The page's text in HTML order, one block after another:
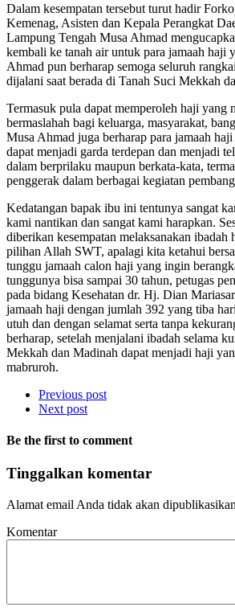
Dalam kesempatan tersebut turut hadir
Kemenag, Asisten dan Kepala Perangkat
Lampung Tengah Musa Ahmad
kembali ke tanah air untuk para jamaah haji
Ahmad pun berharap semoga seluruh
dijalani saat berada di Tanah Suci Mekkah
Termasuk pula dapat memperoleh haji yang
bermaslahah bagi keluarga, masyarakat,
Musa Ahmad juga berharap para jamaah
dapat menjadi garda terdepan dan menjadi
dalam berprilaku maupun berkata-kata,
penggerak dalam berbagai kegiatan
Kedatangan bapak ibu ini tentunya sangat
kami nantikan dan sangat kami harapkan.
diberikan kesempatan melaksanakan ibadah
pilihan Allah SWT, apalagi kita ketahui
tunggu jamaah calon haji yang ingin
tunggunya bisa sampai 30 tahun, petugas
pada bidang Kesehatan dr. Hj. Dian
jamaah haji dengan jumlah 392 yang tiba
utuh dan dengan selamat serta tanpa
berharap, setelah menjalani ibadah selama
Mekkah dan Madinah dapat menjadi haji
mabruroh.
Previous post
Next post
Be the first to comment
Tinggalkan komentar
Alamat email Anda tidak akan
Komentar